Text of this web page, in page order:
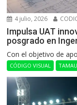
4 julio, 2026
Impulsa UAT
posgrado en
Con el objetivo de
CÓDIGO VISUAL